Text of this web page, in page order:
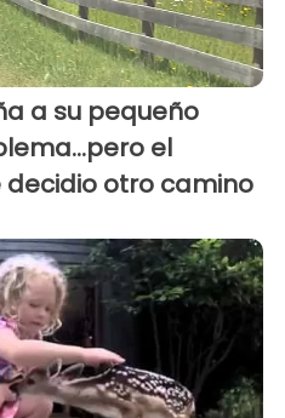
a su pequeño
el
otro camino